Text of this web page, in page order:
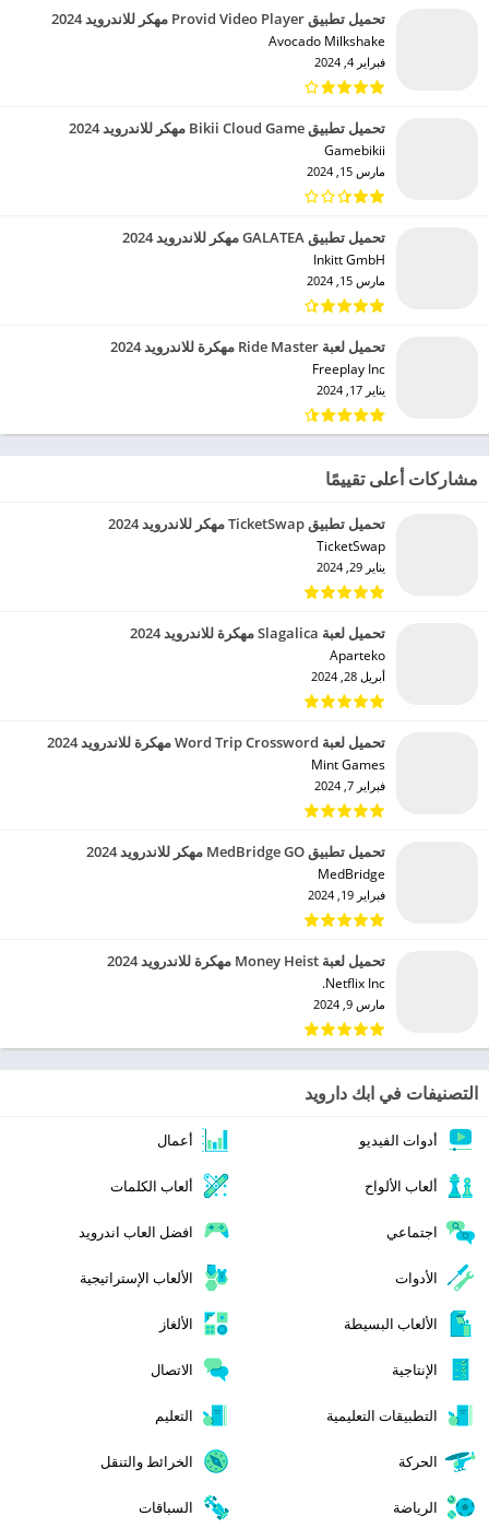
تحميل تطبيق Provid Video Player مهكر للاندرويد 2024
Avocado Milkshake‏
فبراير 4, 2024
تحميل تطبيق Bikii Cloud Game مهكر للاندرويد 2024
Gamebikii‏
مارس 15, 2024
تحميل تطبيق GALATEA مهكر للاندرويد 2024
Inkitt GmbH‏
مارس 15, 2024
تحميل لعبة Ride Master مهكرة للاندرويد 2024
Freeplay Inc‏
يناير 17, 2024
مشاركات أعلى تقييمًا
تحميل تطبيق TicketSwap مهكر للاندرويد 2024
TicketSwap‏
يناير 29, 2024
تحميل لعبة Slagalica مهكرة للاندرويد 2024
Aparteko‏
أبريل 28, 2024
تحميل لعبة Word Trip Crossword مهكرة للاندرويد 2024
Mint Games‏
فبراير 7, 2024
تحميل تطبيق MedBridge GO مهكر للاندرويد 2024
MedBridge‏
فبراير 19, 2024
تحميل لعبة Money Heist مهكرة للاندرويد 2024
Netflix Inc.‏
مارس 9, 2024
التصنيفات في ابك دارويد
أدوات الفيديو أعمال
ألعاب الألواح ألعاب الكلمات
اجتماعي افضل العاب اندرويد
الأدوات الألعاب الإستراتيجية
الألعاب البسيطة الألغاز
الإنتاجية الاتصال
التطبيقات التعليمية التعليم
الحركة الخرائط والتنقل
الرياضة السباقات